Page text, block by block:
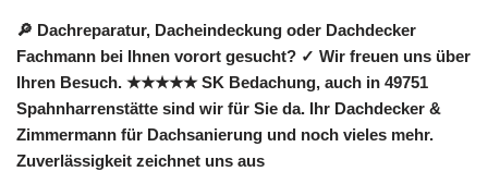
🔎 Dachreparatur, Dacheindeckung oder Dachdecker
Fachmann bei Ihnen vorort gesucht? ✓ Wir freuen uns über
Ihren Besuch. ★★★★★ SK Bedachung, auch in 49751
Spahnharrenstätte sind wir für Sie da. Ihr Dachdecker &
Zimmermann für Dachsanierung und noch vieles mehr.
Zuverlässigkeit zeichnet uns aus